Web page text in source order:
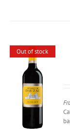
Out of stock